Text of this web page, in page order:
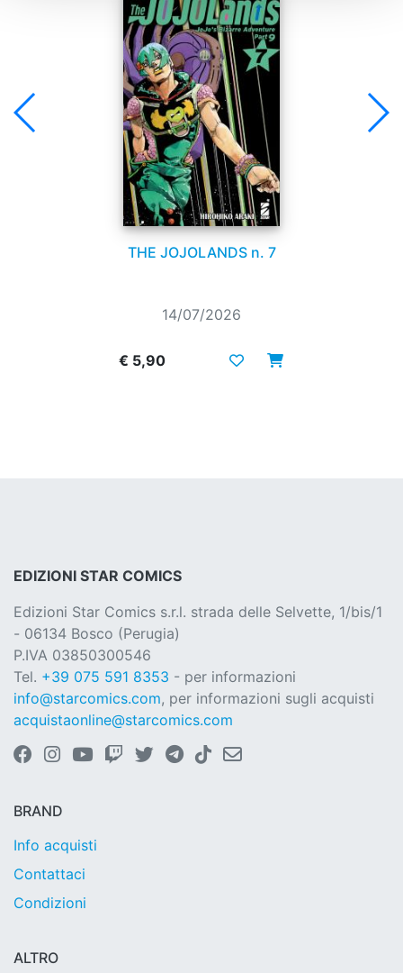
THE JOJOLANDS n. 7
14/07/2026
€ 5,90
EDIZIONI STAR COMICS
Edizioni Star Comics s.r.l. strada delle Selvette, 1/bis/1
- 06134 Bosco (Perugia)
P.IVA 03850300546
Tel. +39 075 591 8353 - per informazioni
info@starcomics.com, per informazioni sugli acquisti
acquistaonline@starcomics.com
BRAND
Info acquisti
Contattaci
Condizioni
ALTRO